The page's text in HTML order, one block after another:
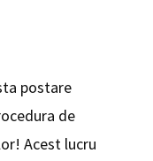
postare
de
Acest lucru